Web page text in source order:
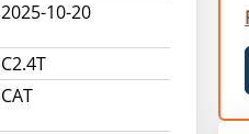
2025-10-20
C2.4T
CAT